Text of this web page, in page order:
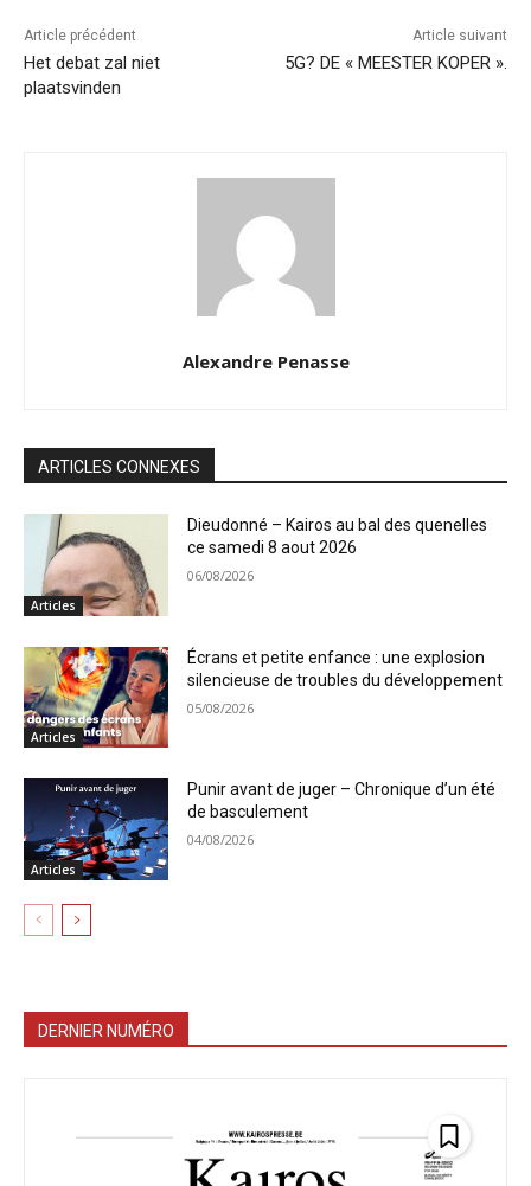
Article précédent
Het debat zal niet
plaatsvinden
Article suivant
5G? DE « MEESTER KOPER ».
Alexandre Penasse
ARTICLES CONNEXES
Articles
Dieudonné – Kairos au bal des quenelles
ce samedi 8 aout 2026
06/08/2026
Articles
Écrans et petite enfance : une explosion
silencieuse de troubles du développement
05/08/2026
Articles
Punir avant de juger – Chronique d’un été
de basculement
04/08/2026
DERNIER NUMÉRO